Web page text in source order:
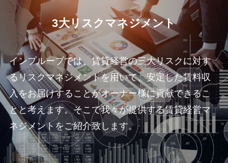
3大リスクマネジメント
インプルーブでは、賃貸経営の三大リスクに対す
るリスクマネジメントを用いて、安定した賃料収
入をお届けすることがオーナー様に貢献できるこ
とと考えます。そこで我々が提供する賃貸経営マ
ネジメントをご紹介致します。